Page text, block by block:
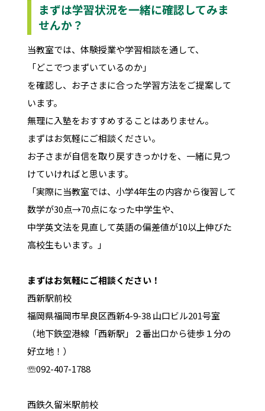
まずは学習状況を一緒に確認してみま
せんか？
当教室では、体験授業や学習相談を通して、
「どこでつまずいているのか」
を確認し、お子さまに合った学習方法をご提案して
います。
無理に入塾をおすすめすることはありません。
まずはお気軽にご相談ください。
お子さまが自信を取り戻すきっかけを、一緒に見つ
けていければと思います。
「実際に当教室では、小学4年生の内容から復習して
数学が30点→70点になった中学生や、
中学英文法を見直して英語の偏差値が10以上伸びた
高校生もいます。」
まずはお気軽にご相談ください！
西新駅前校
福岡県福岡市早良区西新4-9-38 山口ビル201号室
（地下鉄空港線「西新駅」２番出口から徒歩１分の
好立地！）
☏092-407-1788
西鉄久留米駅前校